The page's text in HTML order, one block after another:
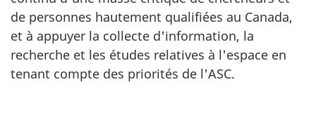
de personnes hautement qualifiées au Canada,
et à appuyer la collecte d'information, la
recherche et les études relatives à l'espace en
tenant compte des priorités de l'ASC.